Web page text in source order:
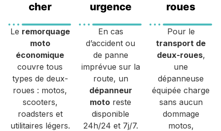
cher
Le remorquage
moto
économique
couvre tous
types de deux-
roues : motos,
scooters,
roadsters et
utilitaires légers.
urgence
En cas
d’accident ou
de panne
imprévue sur la
route, un
dépanneur
moto reste
disponible
24h/24 et 7j/7.
roues
Pour le
transport de
deux-roues,
une
dépanneuse
équipée charge
sans aucun
dommage
motos,